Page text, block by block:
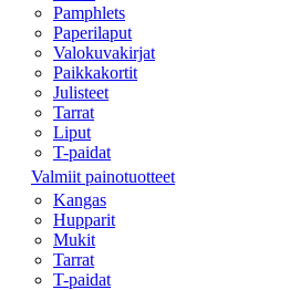
Pamphlets
Paperilaput
Valokuvakirjat
Paikkakortit
Julisteet
Tarrat
Liput
T-paidat
Valmiit painotuotteet
Kangas
Hupparit
Mukit
Tarrat
T-paidat